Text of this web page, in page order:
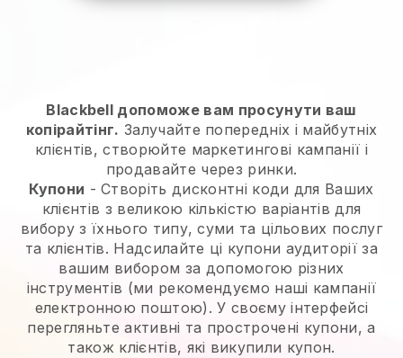
Blackbell допоможе вам просунути ваш
копірайтінг. Залучайте попередніх і майбутніх
клієнтів, створюйте маркетингові кампанії і
продавайте через ринки.
Купони - Створіть дисконтні коди для Ваших
клієнтів з великою кількістю варіантів для
вибору з їхнього типу, суми та цільових послуг
та клієнтів. Надсилайте ці купони аудиторії за
вашим вибором за допомогою різних
інструментів (ми рекомендуємо наші кампанії
електронною поштою). У своєму інтерфейсі
перегляньте активні та прострочені купони, а
також клієнтів, які викупили купон.